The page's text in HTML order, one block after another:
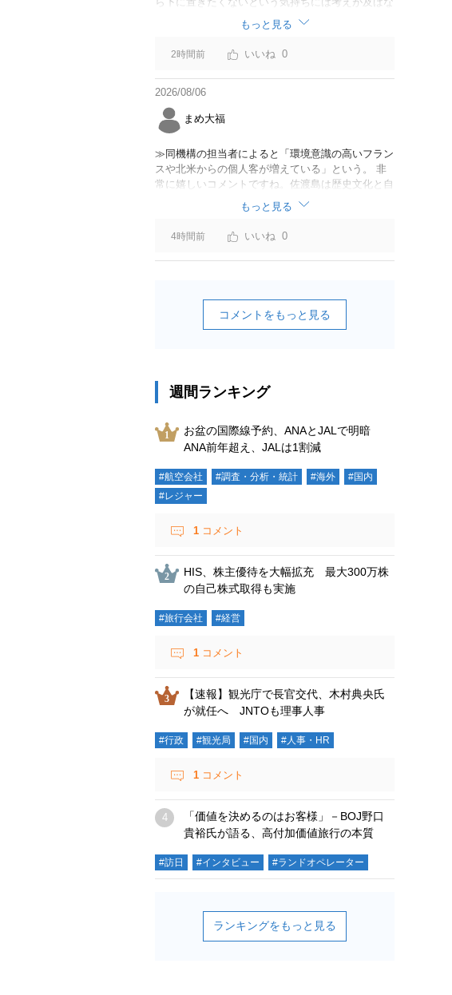
かったのでしょうかね。いっそ、荷物棚を撤去した
座席を作って、座席指定も荷物も含んだプランとす
べて無しで格安プランで分けてもらった方がシンプ
ルで分かりやすいかも。どんどん料金が細分化され
て面倒です。
もっと見る
2時間前 0
2026/08/06
まめ大福
≫同機構の担当者によると「環境意識の高いフラン
スや北米からの個人客が増えている」という。 非
常に嬉しいコメントですね。佐渡島は歴史文化と自
然が相まっての土地となっているので、個人的には
環境意識の低い人は来ないでほしいです。「金がと
れるんじゃないか」と勝手に穴掘ったりしそうな国
の人は来ないでほしいですね。
もっと見る
4時間前 0
コメントをもっと見る
週間ランキング
お盆の国際線予約、ANAとJALで明暗
ANA前年超え、JALは1割減
#航空会社 #調査・分析・統計 #海外
#国内
#レジャー
1 コメント
HIS、株主優待を大幅拡充 最大300万株
の自己株式取得も実施
#旅行会社 #経営
1 コメント
【速報】観光庁で長官交代、木村典央氏
が就任へ JNTOも理事人事
#行政 #観光局 #国内 #人事・HR
1 コメント
「価値を決めるのはお客様」－BOJ野口
貴裕氏が語る、高付加価値旅行の本質
#訪日 #インタビュー #ランドオペレーター